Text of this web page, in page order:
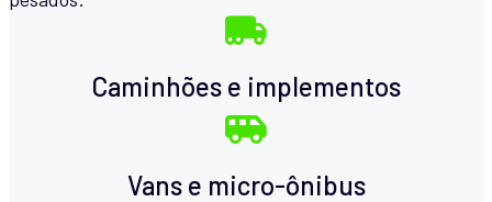
Caminhões e implementos
Vans e micro-ônibus